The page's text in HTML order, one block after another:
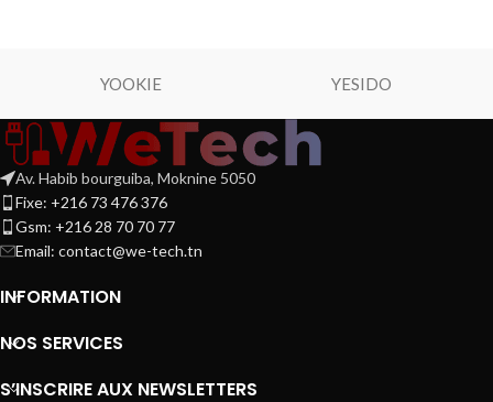
YOOKIE YESIDO
Av. Habib bourguiba, Moknine 5050
Fixe: +216 73 476 376
Gsm: +216 28 70 70 77
Email: contact@we-tech.tn
INFORMATION
NOS SERVICES
S’INSCRIRE AUX NEWSLETTERS